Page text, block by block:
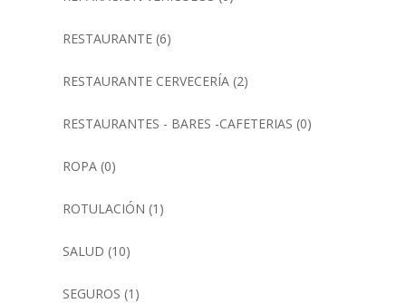
RESTAURANTE(6)
RESTAURANTE CERVECERÍA(2)
RESTAURANTES - BARES -CAFETERIAS (0)
ROPA(0)
ROTULACIÓN (1)
SALUD (10)
SEGUROS (1)